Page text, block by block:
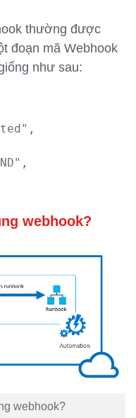
thường được
đoạn mã Webhook
như sau:
webhook?
webhook?